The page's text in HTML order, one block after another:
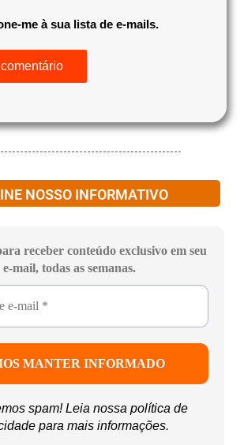
me à sua lista de e-mails.
NOSSO INFORMATIVO
receber conteúdo exclusivo em seu
e-mail, todas as semanas.
spam! Leia nossa política de
para mais informações.